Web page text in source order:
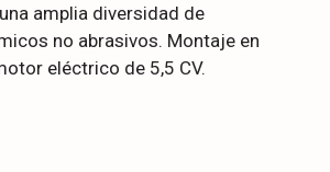
amplia diversidad de
no abrasivos. Montaje en
eléctrico de 5,5 CV.